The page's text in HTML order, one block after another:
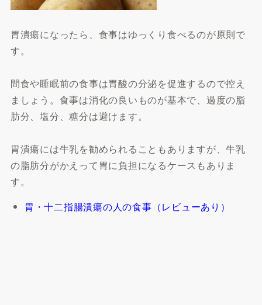
胃潰瘍になったら、食事はゆっくり食べるのが原則で
す。
間食や睡眠前の食事は胃酸の分泌を促進するので控え
ましょう。食事は消化の良いものが基本で、過度の脂
肪分、塩分、糖分は避けます。
胃潰瘍には牛乳を勧められることもありますが、牛乳
の脂肪分がかえって胃に負担になるケースもありま
す。
胃・十二指腸潰瘍の人の食事（レビューあり）